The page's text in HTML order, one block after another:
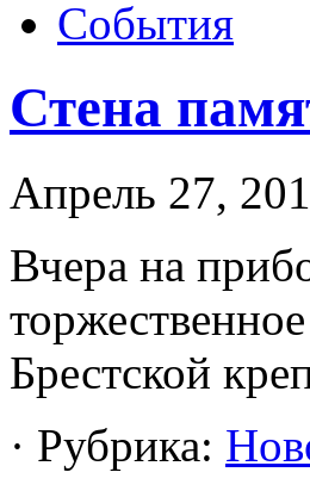
События
Стена
Апрель 27,
Вчера на
Брестской
· Рубрика: